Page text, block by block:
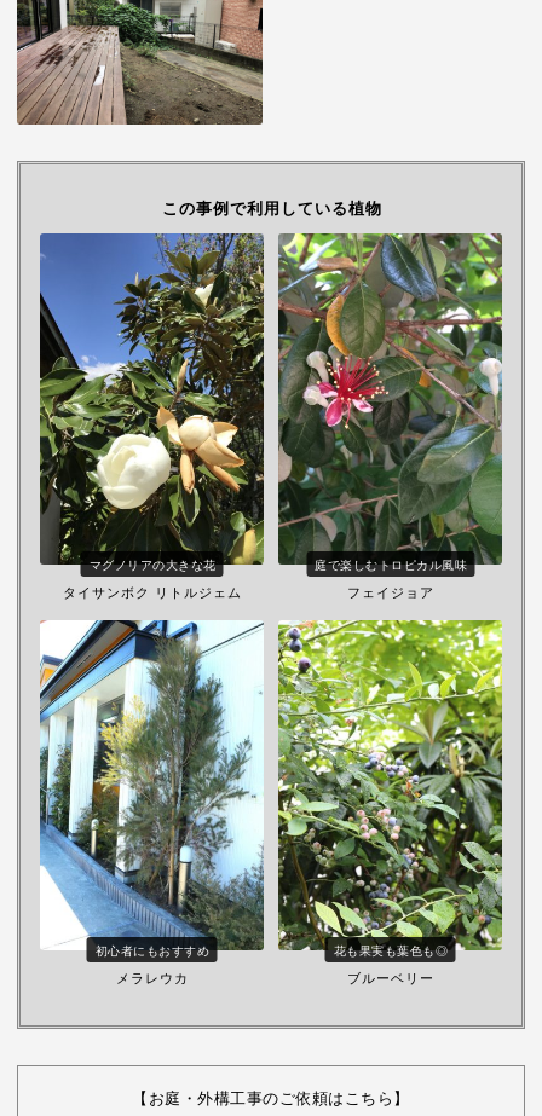
この事例で利用している植物
マグノリアの大きな花
タイサンボク リトルジェム
庭で楽しむトロピカル風味
フェイジョア
初心者にもおすすめ
メラレウカ
花も果実も葉色も◎
ブルーベリー
【お庭・外構工事のご依頼はこちら】